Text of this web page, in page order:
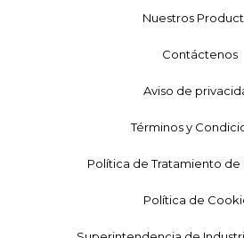
Nuestros
Contáctenos
Aviso de
Términos y
Política de Tratamiento de
Política de